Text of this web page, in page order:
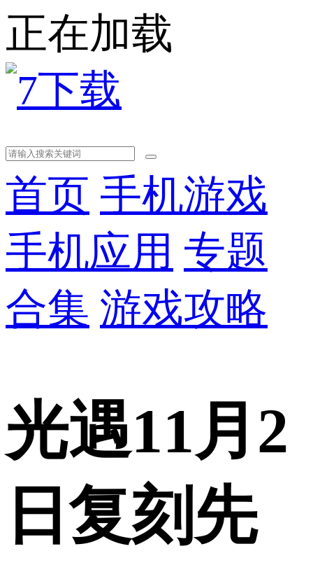
正在加载
首页 手机游戏
手机应用 专题
合集 游戏攻略
光遇11月2
日复刻先